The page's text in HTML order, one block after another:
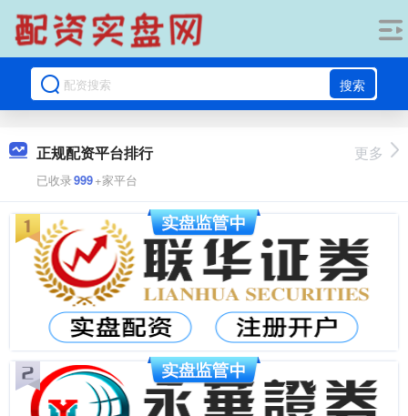
搜索
正规配资平台排行
已收录999+家平台
更多